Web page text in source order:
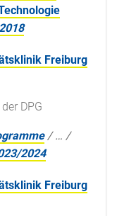
Freiburg
DPG
/… /
2024
Freiburg